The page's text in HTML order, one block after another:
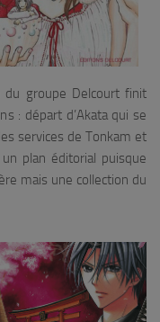
groupe Delcourt finit
: départ d’Akata qui se
services de Tonkam et
plan éditorial puisque
mais une collection du